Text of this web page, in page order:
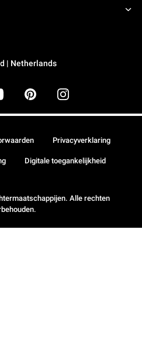
| Netherlands
Alle rechten
Privacyverklaring
Digitale toegankelijkheid